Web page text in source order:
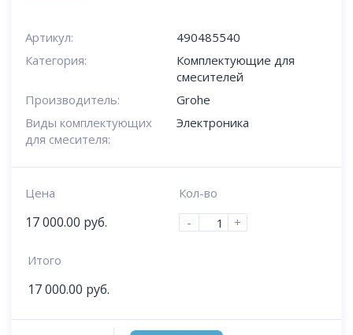
Артикул:
490485540
Категория:
Комплектующие для
смесителей
Производитель:
Grohe
Виды комплектующих
для смесителя:
Электроника
Цена
17 000.00 руб.
Кол-во
-
+
Итого
17 000.00 руб.